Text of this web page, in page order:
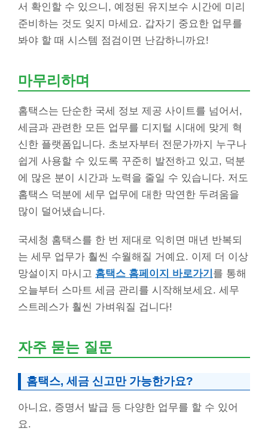
서 확인할 수 있으니, 예정된 유지보수 시간에 미리
준비하는 것도 잊지 마세요. 갑자기 중요한 업무를
봐야 할 때 시스템 점검이면 난감하니까요!
마무리하며
홈택스는 단순한 국세 정보 제공 사이트를 넘어서,
세금과 관련한 모든 업무를 디지털 시대에 맞게 혁
신한 플랫폼입니다. 초보자부터 전문가까지 누구나
쉽게 사용할 수 있도록 꾸준히 발전하고 있고, 덕분
에 많은 분이 시간과 노력을 줄일 수 있습니다. 저도
홈택스 덕분에 세무 업무에 대한 막연한 두려움을
많이 덜어냈습니다.
국세청 홈택스를 한 번 제대로 익히면 매년 반복되
는 세무 업무가 훨씬 수월해질 거예요. 이제 더 이상
망설이지 마시고 홈택스 홈페이지 바로가기 를 통해
오늘부터 스마트 세금 관리를 시작해보세요. 세무
스트레스가 훨씬 가벼워질 겁니다!
자주 묻는 질문
홈택스, 세금 신고만 가능한가요?
아니요, 증명서 발급 등 다양한 업무를 할 수 있어
요.